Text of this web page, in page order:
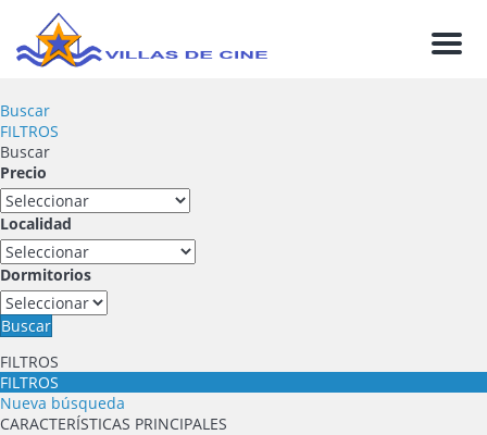
Menu
Buscar
FILTROS
Buscar
Precio
Localidad
Dormitorios
Buscar
FILTROS
FILTROS
Nueva búsqueda
CARACTERÍSTICAS PRINCIPALES